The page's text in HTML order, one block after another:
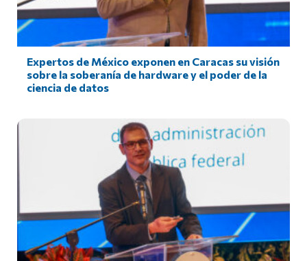
Expertos de México exponen en Caracas su visión
sobre la soberanía de hardware y el poder de la
ciencia de datos